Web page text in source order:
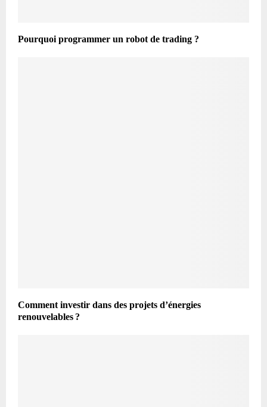
Pourquoi programmer un robot de trading ?
Comment investir dans des projets d’énergies
renouvelables ?